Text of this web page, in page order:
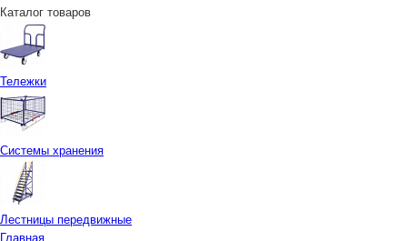
Каталог товаров
Тележки
Системы хранения
Лестницы передвижные
Главная